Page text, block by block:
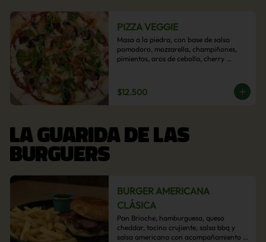
PIZZA VEGGIE
Masa a la piedra, con base de salsa
pomodoro, mozzarella, champiñones,
pimientos, aros de cebolla, cherry
$12.500
LA GUARIDA DE LAS
BURGUERS
BURGER AMERICANA
CLÁSICA
Pan Brioche, hamburguesa, queso
cheddar, tocino crujiente, salsa bbq y
salsa americana con acompañamiento